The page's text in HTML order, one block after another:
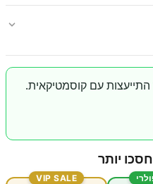
עם קוסמטיקאית.
יותר
VIP SALE